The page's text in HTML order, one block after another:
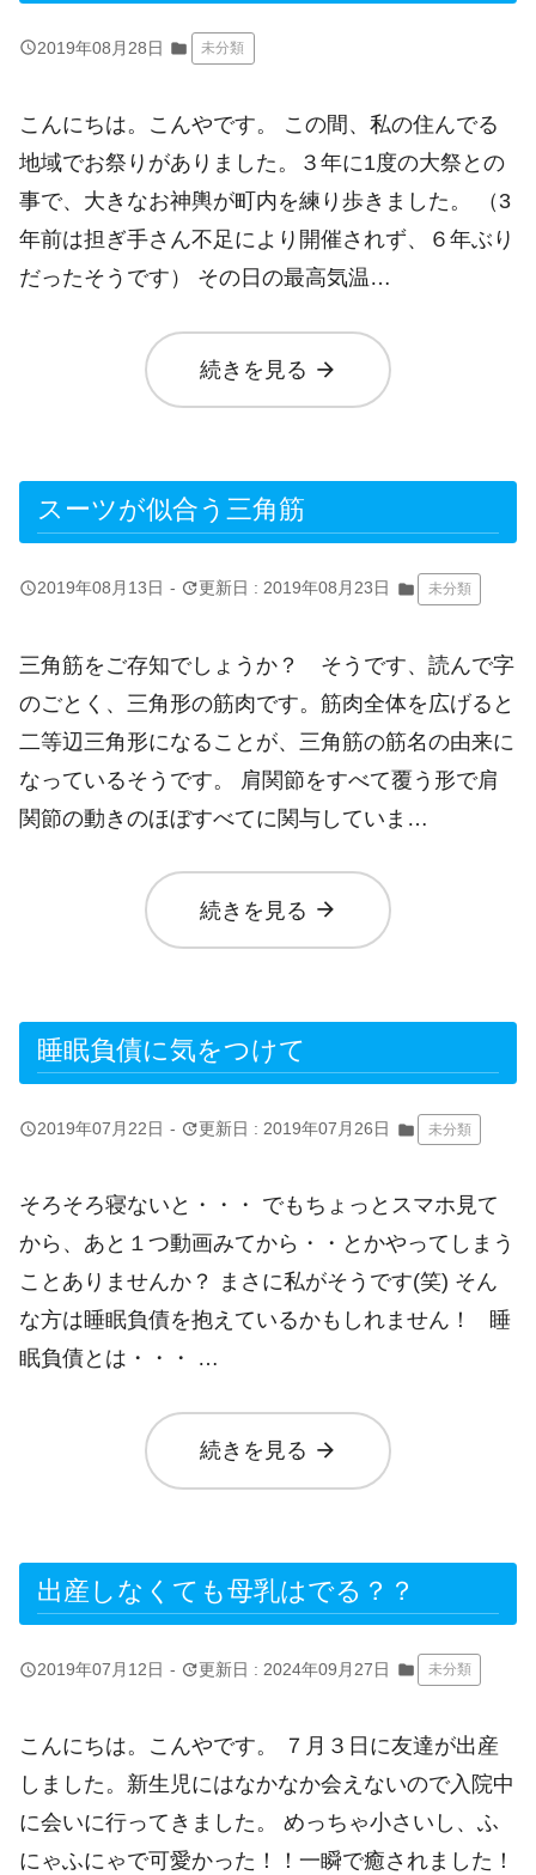
query_builder2019年08月28日 folder 未分類
こんにちは。こんやです。 この間、私の住んでる
地域でお祭りがありました。３年に1度の大祭との
事で、大きなお神輿が町内を練り歩きました。 （3
年前は担ぎ手さん不足により開催されず、６年ぶり
だったそうです） その日の最高気温…
続きを見る arrow_forward
スーツが似合う三角筋
query_builder2019年08月13日 - update更新日 : 2019年08月23日 folder 未分類
三角筋をご存知でしょうか？ そうです、読んで字
のごとく、三角形の筋肉です。筋肉全体を広げると
二等辺三角形になることが、三角筋の筋名の由来に
なっているそうです。 肩関節をすべて覆う形で肩
関節の動きのほぼすべてに関与していま…
続きを見る arrow_forward
睡眠負債に気をつけて
query_builder2019年07月22日 - update更新日 : 2019年07月26日 folder 未分類
そろそろ寝ないと・・・ でもちょっとスマホ見て
から、あと１つ動画みてから・・とかやってしまう
ことありませんか？ まさに私がそうです(笑) そん
な方は睡眠負債を抱えているかもしれません！ 睡
眠負債とは・・・ …
続きを見る arrow_forward
出産しなくても母乳はでる？？
query_builder2019年07月12日 - update更新日 : 2024年09月27日 folder 未分類
こんにちは。こんやです。 ７月３日に友達が出産
しました。新生児にはなかなか会えないので入院中
に会いに行ってきました。 めっちゃ小さいし、ふ
にゃふにゃで可愛かった！！一瞬で癒されました！